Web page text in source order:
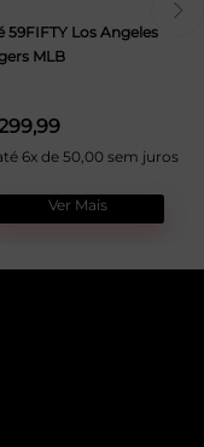
59FIFTY Los Angeles
MLB
6x de 50,00 sem juros
Ver Mais